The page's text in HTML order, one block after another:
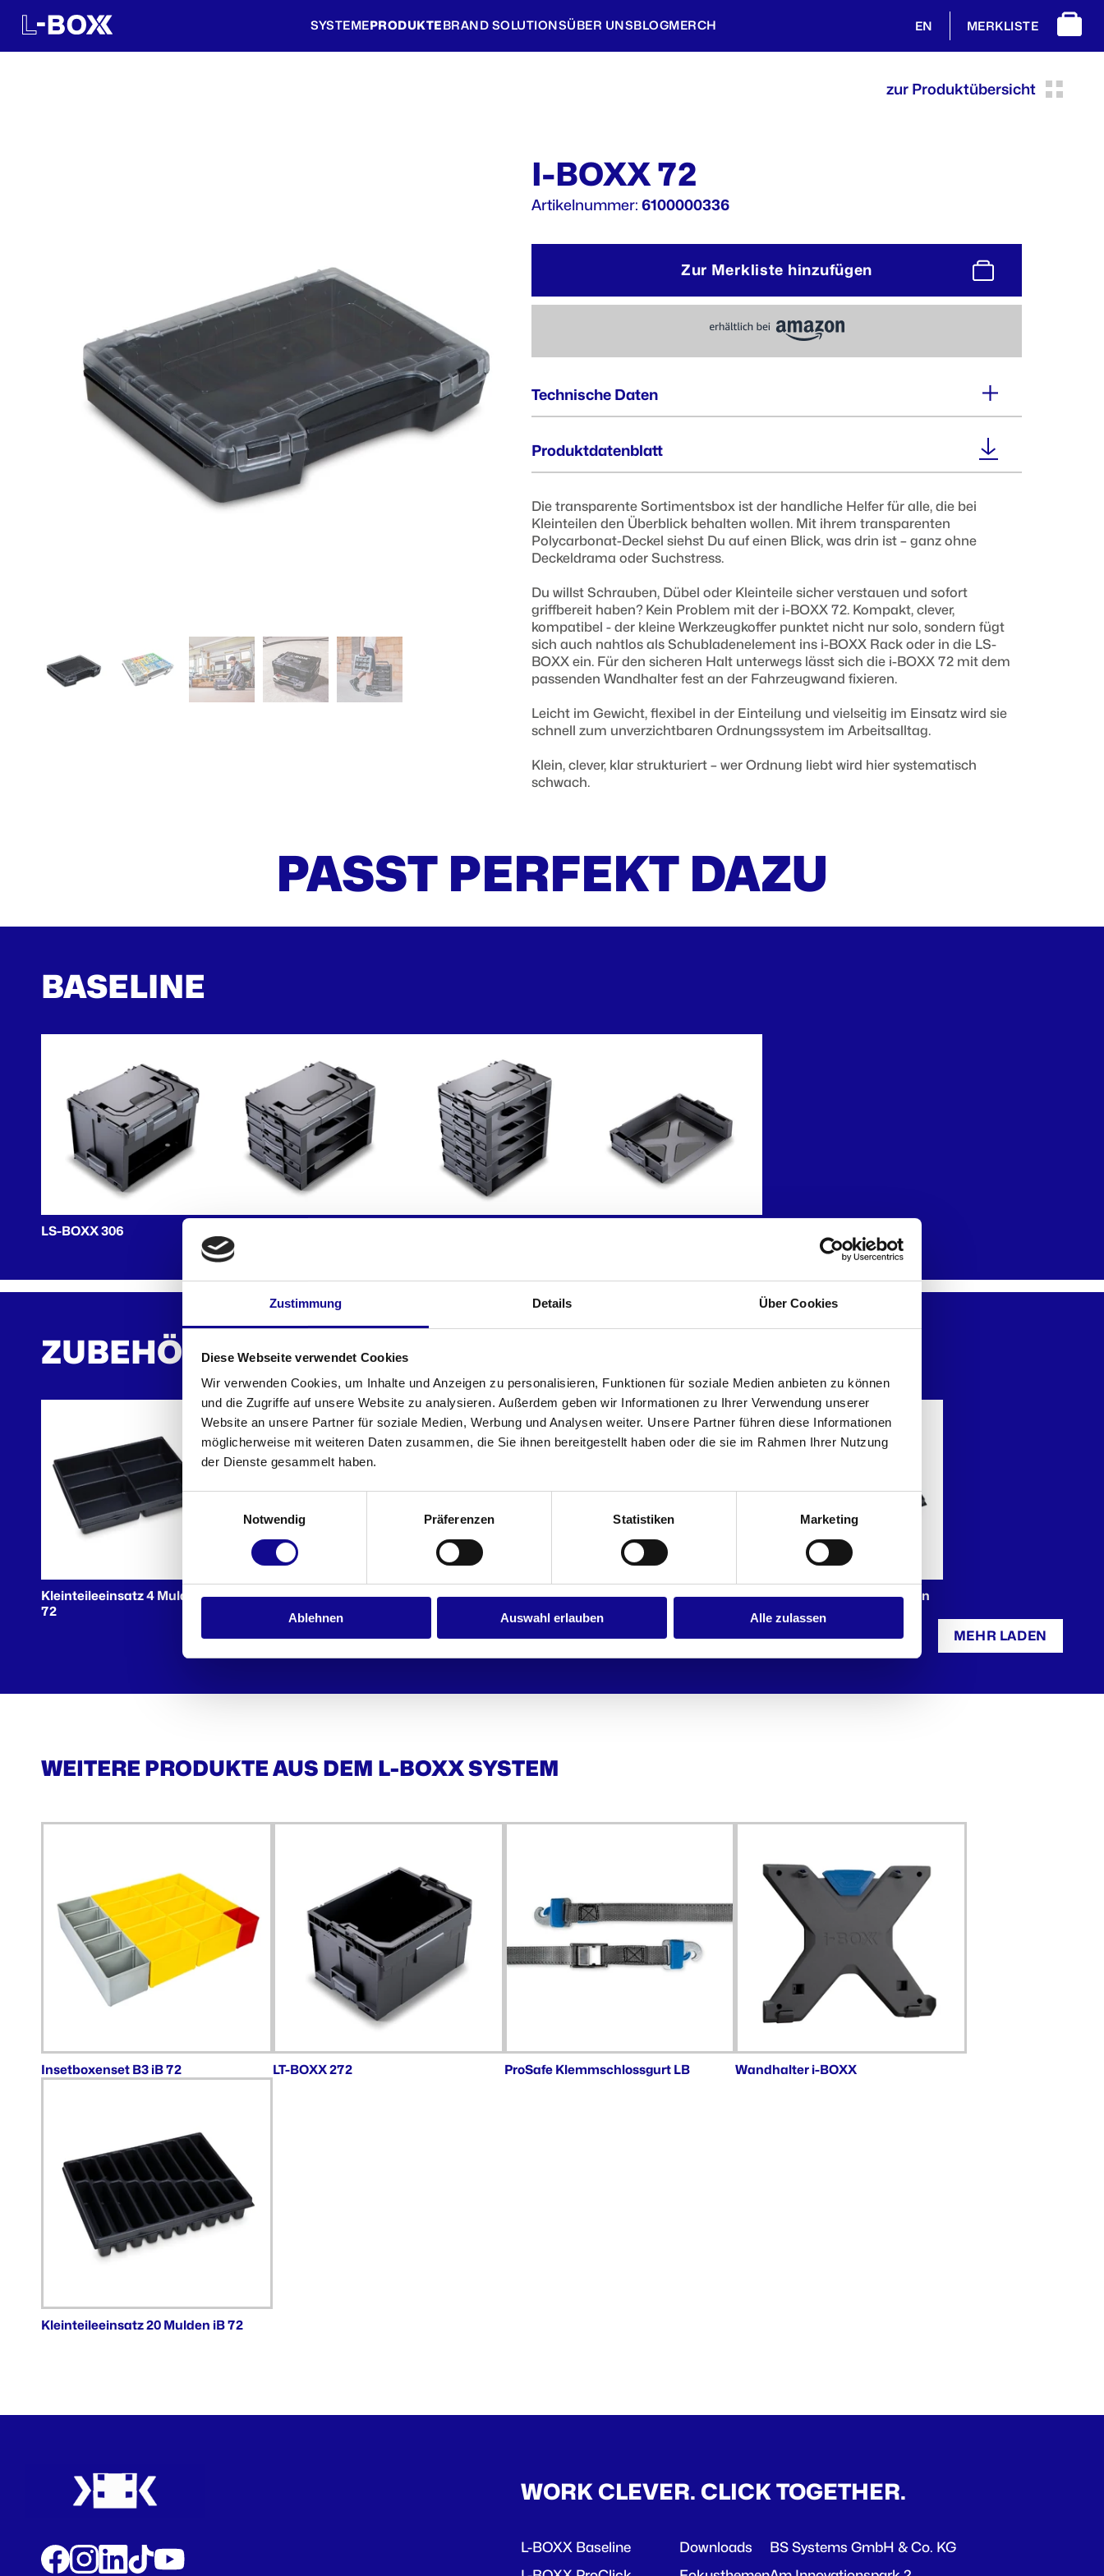
Zustimmung Details Über Cookies
Diese Webseite verwendet Cookies
Wir verwenden Cookies, um Inhalte und Anzeigen zu personalisieren, Funktionen für soziale Medien anbieten zu können
und die Zugriffe auf unsere Website zu analysieren. Außerdem geben wir Informationen zu Ihrer Verwendung unserer
Website an unsere Partner für soziale Medien, Werbung und Analysen weiter. Unsere Partner führen diese Informationen
möglicherweise mit weiteren Daten zusammen, die Sie ihnen bereitgestellt haben oder die sie im Rahmen Ihrer Nutzung
der Dienste gesammelt haben.
Einwilligungsauswahl
Notwendig
Präferenzen Statistiken Marketing
Ablehnen Auswahl erlauben Alle zulassen
SYSTEMEPRODUKTEBRAND SOLUTIONSÜBER UNSBLOGMERCH EN MERKLISTE
zur Produktübersicht
I-BOXX 72
Artikelnummer: 6100000336
Zur Merkliste hinzufügen
Technische Daten
Außenmaße (BxTxH) :
367 x 316 x 73 mm
Innenmaße (BxTxH) :
337 x 259 x 64 mm
Gewicht :
0,9 kg
Produktdatenblatt
Die transparente Sortimentsbox ist der handliche Helfer für alle, die bei
Kleinteilen den Überblick behalten wollen. Mit ihrem transparenten
Polycarbonat-Deckel siehst Du auf einen Blick, was drin ist – ganz ohne
Deckeldrama oder Suchstress.
Du willst Schrauben, Dübel oder Kleinteile sicher verstauen und sofort
griffbereit haben? Kein Problem mit der i-BOXX 72. Kompakt, clever,
kompatibel - der kleine Werkzeugkoffer punktet nicht nur solo, sondern fügt
sich auch nahtlos als Schubladenelement ins i-BOXX Rack oder in die LS-
BOXX ein. Für den sicheren Halt unterwegs lässt sich die i-BOXX 72 mit dem
passenden Wandhalter fest an der Fahrzeugwand fixieren.
Leicht im Gewicht, flexibel in der Einteilung und vielseitig im Einsatz wird sie
schnell zum unverzichtbaren Ordnungssystem im Arbeitsalltag.
Klein, clever, klar strukturiert – wer Ordnung liebt wird hier systematisch
schwach.
PASST PERFEKT DAZU
BASELINE
LS-BOXX 306
ZUBEHÖR
Kleinteileeinsatz 4 Mulden iB
72
Kleinteileeinsatz 7 Mulden iBKleinteileeinsatz 8 Mulden iBKleinteileeinsatz 9 Mulden iB
72
Kleinteileeinsatz 12 Mulden
iB 72
MEHR LADEN
WEITERE PRODUKTE AUS DEM L-BOXX SYSTEM
Insetboxenset B3 iB 72 LT-BOXX 272 ProSafe Klemmschlossgurt LB Wandhalter i-BOXX
Kleinteileeinsatz 20 Mulden iB 72
WORK CLEVER. CLICK TOGETHER.
L-BOXX Baseline
Downloads
BS Systems GmbH & Co. KG